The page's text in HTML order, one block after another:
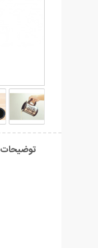
توضیحات